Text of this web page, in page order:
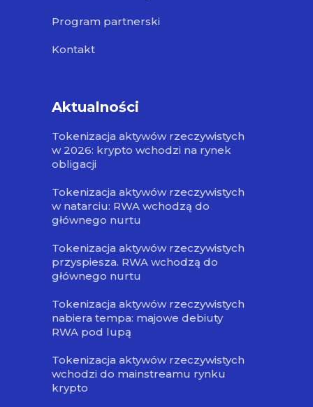
Program partnerski
Kontakt
Aktualności
Tokenizacja aktywów rzeczywistych
w 2026: krypto wchodzi na rynek
obligacji
Tokenizacja aktywów rzeczywistych
w natarciu: RWA wchodzą do
głównego nurtu
Tokenizacja aktywów rzeczywistych
przyspiesza. RWA wchodzą do
głównego nurtu
Tokenizacja aktywów rzeczywistych
nabiera tempa: majowe debiuty
RWA pod lupą
Tokenizacja aktywów rzeczywistych
wchodzi do mainstreamu rynku
krypto